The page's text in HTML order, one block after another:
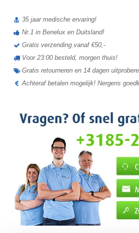
35 jaar medische ervaring!
Nr.1 in Benelux en Duitsland!
Gratis verzending vanaf €50,-
Voor 23:00 besteld, morgen thuis!
Gratis retourneren en 14 dagen
Achteraf betalen mogelijk! Nergens